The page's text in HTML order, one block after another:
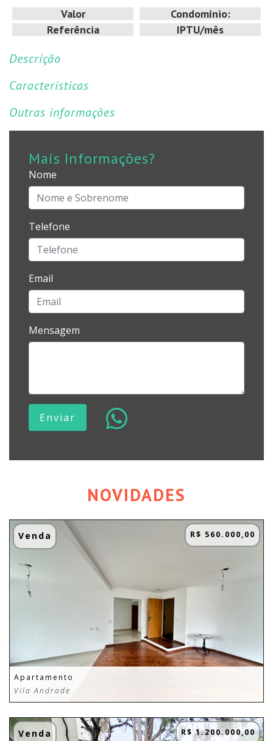
Valor
Referência
Condomínio:
IPTU/mês
Descrição
Características
Outras informações
Mais Informações?
Nome
Telefone
Email
Mensagem
Enviar
NOVIDADES
Venda R$ 560.000,00
Apartamento
Vila Andrade
Venda R$ 1.200.000,00